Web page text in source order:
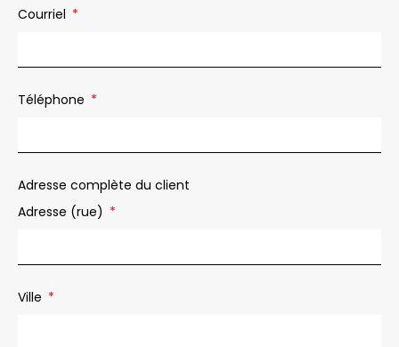
Courriel
Téléphone
Adresse complète du client
Adresse (rue)
Ville